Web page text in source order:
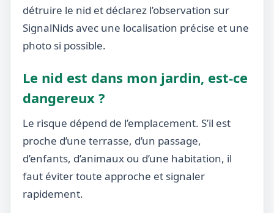
détruire le nid et déclarez l’observation sur
SignalNids avec une localisation précise et une
photo si possible.
Le nid est dans mon jardin, est-ce
dangereux ?
Le risque dépend de l’emplacement. S’il est
proche d’une terrasse, d’un passage,
d’enfants, d’animaux ou d’une habitation, il
faut éviter toute approche et signaler
rapidement.